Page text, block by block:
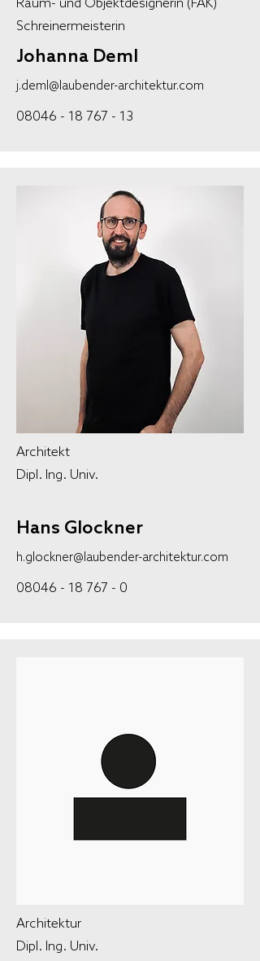
Raum- und Objektdesignerin (FAK)
Schreinermeisterin
Johanna Deml
j.deml@laubender-architektur.com
08046 - 18 767 - 13
Architekt
Dipl. Ing. Univ.
Hans Glockner
h.glockner@laubender-architektur.com
08046 - 18 767 - 0
Architektur
Dipl. Ing. Univ.